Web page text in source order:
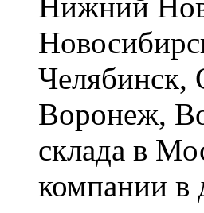
Челябинск,
Воронеж,
склада в
компании в